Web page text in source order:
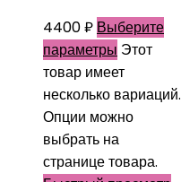
4400₽ Выберите
параметры Этот
товар имеет
несколько вариаций.
Опции можно
выбрать на
странице товара.